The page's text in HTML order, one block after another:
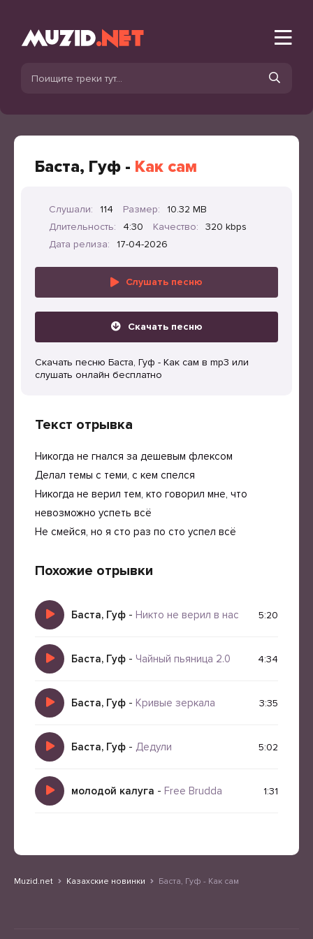
Баста, Гуф - Как сам
Слушали: 114 Размер:
10.32 MB
Длительность:
4:30 Качество:
320 kbps
Дата релиза:
17-04-2026
Слушать песню
Скачать песню
Скачать песню Баста, Гуф - Как сам в mp3 или
слушать онлайн бесплатно
Текст отрывка
Никогда не гнался за дешевым флексом
Делал темы с теми, с кем спелся
Никогда не верил тем, кто говорил мне, что
невозможно успеть всё
Не смейся, но я сто раз по сто успел всё
Похожие отрывки
Баста, Гуф - Никто не верил в нас 5:20
Баста, Гуф - Чайный пьяница 2.0 4:34
Баста, Гуф - Кривые зеркала 3:35
Баста, Гуф - Дедули 5:02
молодой калуга - Free Brudda 1:31
Muzid.net Казахские новинки Баста, Гуф - Как сам